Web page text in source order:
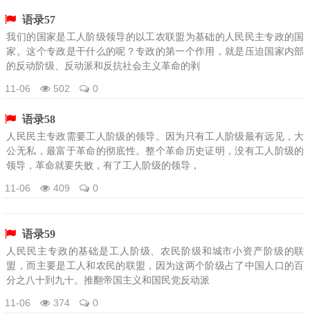
语录57
我们的国家是工人阶级领导的以工农联盟为基础的人民民主专政的国
家。这个专政是干什么的呢？专政的第一个作用，就是压迫国家内部
的反动阶级、反动派和反抗社会主义革命的剥
11-06 502 0
语录58
人民民主专政需要工人阶级的领导。因为只有工人阶级最有远见，大
公无私，最富于革命的彻底性。整个革命历史证明，没有工人阶级的
领导，革命就要失败，有了工人阶级的领导，
11-06 409 0
语录59
人民民主专政的基础是工人阶级、农民阶级和城市小资产阶级的联
盟，而主要是工人和农民的联盟，因为这两个阶级占了中国人口的百
分之八十到九十。推翻帝国主义和国民党反动派
11-06 374 0